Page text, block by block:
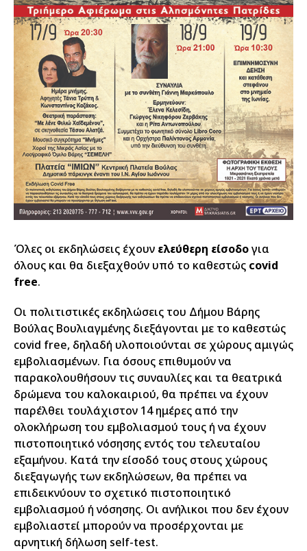
Όλες οι εκδηλώσεις έχουν ελεύθερη είσοδογια
όλους και θα διεξαχθούν υπό το καθεστώς covid
free.
Οι πολιτιστικές εκδηλώσεις του Δήμου Βάρης
Βούλας Βουλιαγμένης διεξάγονται με το καθεστώς
covid free, δηλαδή υλοποιούνται σε χώρους αμιγώς
εμβολιασμένων. Για όσους επιθυμούν να
παρακολουθήσουν τις συναυλίες και τα θεατρικά
δρώμενα του καλοκαιριού, θα πρέπει να έχουν
παρέλθει τουλάχιστον 14 ημέρες από την
ολοκλήρωση του εμβολιασμού τους ή να έχουν
πιστοποιητικό νόσησης εντός του τελευταίου
εξαμήνου. Κατά την είσοδό τους στους χώρους
διεξαγωγής των εκδηλώσεων, θα πρέπει να
επιδεικνύουν το σχετικό πιστοποιητικό
εμβολιασμού ή νόσησης. Οι ανήλικοι που δεν έχουν
εμβολιαστεί μπορούν να προσέρχονται με
αρνητική δήλωση self-test.